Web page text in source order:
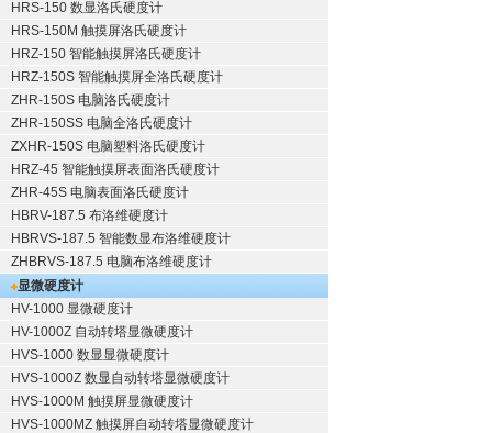
HRS-150 数显洛氏硬度计
HRS-150M 触摸屏洛氏硬度计
HRZ-150 智能触摸屏洛氏硬度计
HRZ-150S 智能触摸屏全洛氏硬度计
ZHR-150S 电脑洛氏硬度计
ZHR-150SS 电脑全洛氏硬度计
ZXHR-150S 电脑塑料洛氏硬度计
HRZ-45 智能触摸屏表面洛氏硬度计
ZHR-45S 电脑表面洛氏硬度计
HBRV-187.5 布洛维硬度计
HBRVS-187.5 智能数显布洛维硬度计
ZHBRVS-187.5 电脑布洛维硬度计
显微硬度计
HV-1000 显微硬度计
HV-1000Z 自动转塔显微硬度计
HVS-1000 数显显微硬度计
HVS-1000Z 数显自动转塔显微硬度计
HVS-1000M 触摸屏显微硬度计
HVS-1000MZ 触摸屏自动转塔显微硬度计